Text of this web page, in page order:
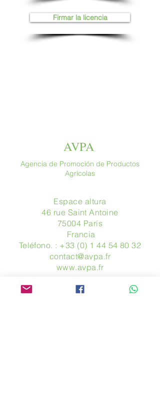
Firmar la licencia
AVPA
Agencia de Promoción de Productos
Agrícolas
Espace altura
46 rue Saint Antoine
75004 París
​ Francia
Teléfono. : +33 (0) 1 44 54 80 32
contact@avpa.fr
www.avpa.fr